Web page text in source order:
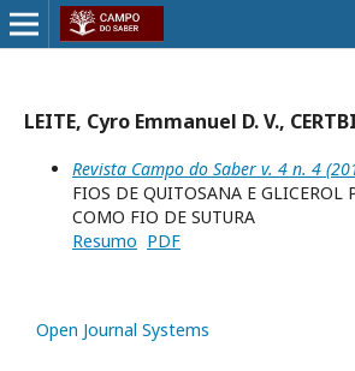
LEITE, Cyro Emmanuel D. V.,
Revista Campo do Saber v. 4 n. 4
FIOS DE QUITOSANA E GLICEROL
COMO FIO DE SUTURA
Resumo PDF
Open Journal Systems